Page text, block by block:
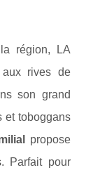
région, LA
aux rives de
son grand
et toboggans
propose
Parfait pour